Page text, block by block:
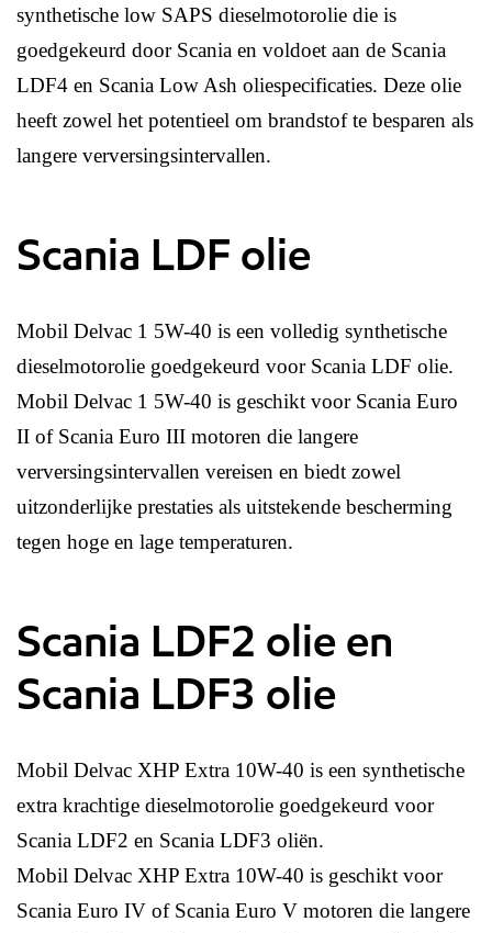
synthetische low SAPS dieselmotorolie die is
goedgekeurd door Scania en voldoet aan de Scania
LDF4 en Scania Low Ash oliespecificaties. Deze olie
heeft zowel het potentieel om brandstof te besparen als
langere verversingsintervallen.
Scania LDF olie
Mobil Delvac 1 5W-40 is een volledig synthetische
dieselmotorolie goedgekeurd voor Scania LDF olie.
Mobil Delvac 1 5W-40 is geschikt voor Scania Euro
II of Scania Euro III motoren die langere
verversingsintervallen vereisen en biedt zowel
uitzonderlijke prestaties als uitstekende bescherming
tegen hoge en lage temperaturen.
Scania LDF2 olie en
Scania LDF3 olie
Mobil Delvac XHP Extra 10W-40 is een synthetische
extra krachtige dieselmotorolie goedgekeurd voor
Scania LDF2 en Scania LDF3 oliën.
Mobil Delvac XHP Extra 10W-40 is geschikt voor
Scania Euro IV of Scania Euro V motoren die langere